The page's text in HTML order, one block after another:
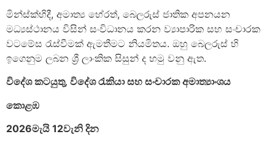
මින්ස්ක්හිදී, අමාත්‍ය හේරත්, බෙලරුස් ජාතික අපනයන
මධ්‍යස්ථානය විසින් සංවිධානය කරන ව්‍යාපාරික සහ සංචාරක
වටමේස රැස්වීමක් ඇමතීමට නියමිතය. ඔහු බෙලරුස් හි
ඉගෙනුම ලබන ශ්‍රී ලාංකික සිසුන් ද හමු වනු ඇත.
විදේශ කටයුතු, විදේශ රැකියා සහ සංචාරක අමාත්‍යාංශය
කොළඹ
2026මැයි 12වැනි දින